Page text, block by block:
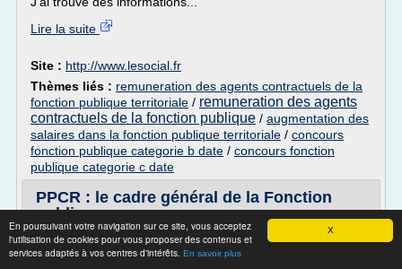
X
En poursuivant votre navigation sur ce site, vous acceptez
l'utilisation de cookies pour vous proposer des contenus et
services adaptés à vos centres d'intérêts. En savoir plus
Lire la suite
Site : http://www.lesocial.fr
Thèmes liés : remuneration des agents contractuels de la
fonction publique territoriale / remuneration des agents
contractuels de la fonction publique / augmentation des
salaires dans la fonction publique territoriale / concours
fonction publique categorie b date / concours fonction
publique categorie c date
PPCR : le cadre général de la Fonction
publique ...
Qu'est-ce que le PPCR ?
PPCR est une démarche inédite depuis plus de vingt ans.